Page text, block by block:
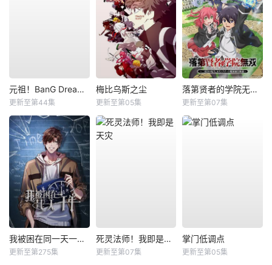
元祖！BanG Dream酱
更新至第44集
梅比乌斯之尘
更新至第05集
落第贤者的学院无双第二回转生，S等级作弊魔术师冒险记
更新至第07集
我被困在同一天一千年动态漫
更新至第275集
死灵法师！我即是天灾
更新至第07集
掌门低调点
更新至第05集